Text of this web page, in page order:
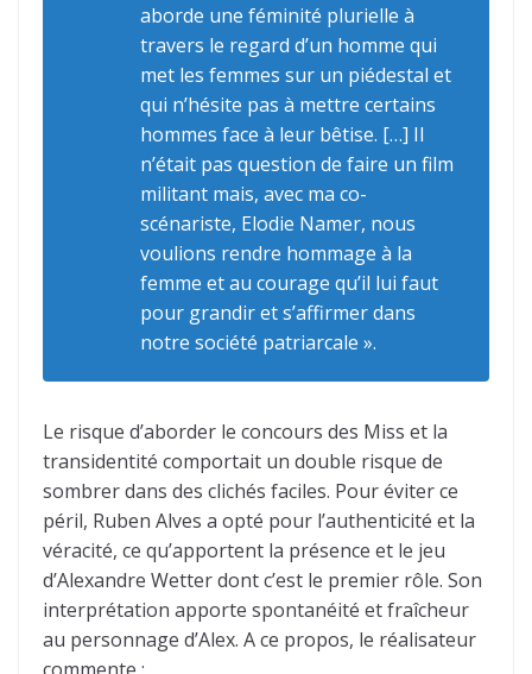
aborde une féminité plurielle à
travers le regard d’un homme qui
met les femmes sur un piédestal et
qui n’hésite pas à mettre certains
hommes face à leur bêtise. […] Il
n’était pas question de faire un film
militant mais, avec ma co-
scénariste, Elodie Namer, nous
voulions rendre hommage à la
femme et au courage qu’il lui faut
pour grandir et s’affirmer dans
notre société patriarcale ».
Le risque d’aborder le concours des Miss et la
transidentité comportait un double risque de
sombrer dans des clichés faciles. Pour éviter ce
péril, Ruben Alves a opté pour l’authenticité et la
véracité, ce qu’apportent la présence et le jeu
d’Alexandre Wetter dont c’est le premier rôle. Son
interprétation apporte spontanéité et fraîcheur
au personnage d’Alex. A ce propos, le réalisateur